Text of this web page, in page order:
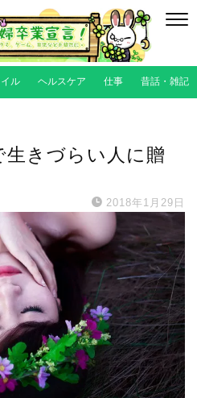
ル ヘルスケア 仕事 昔話・雑記
生きづらい人に贈
2018年1月29日